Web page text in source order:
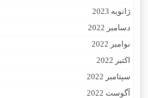
ژانویه 2023
دسامبر 2022
نوامبر 2022
اکتبر 2022
سپتامبر 2022
آگوست 2022